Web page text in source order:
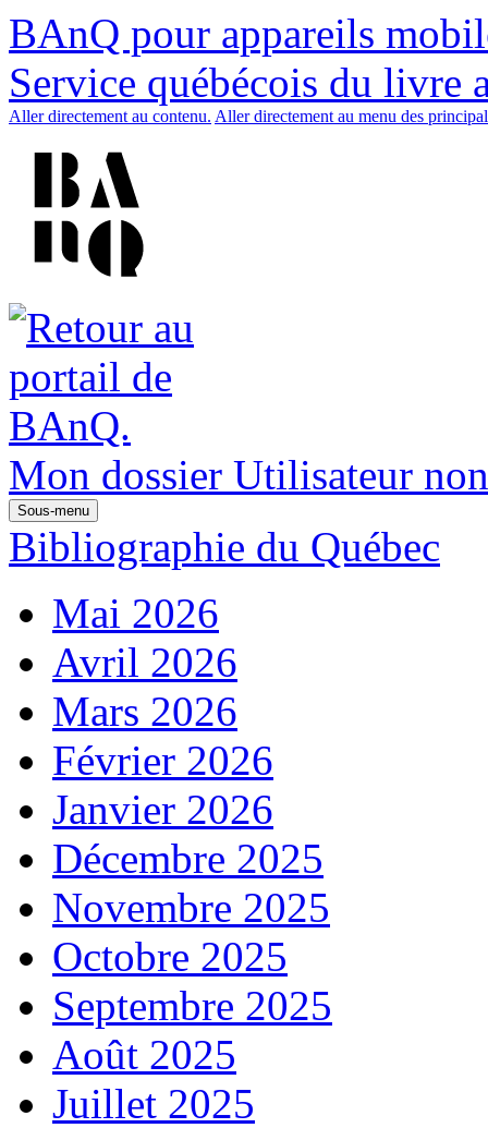
BAnQ pour appareils
Service québécois du livre
Aller directement au contenu. Aller directement au menu des
Mon dossier Utilisateur
Sous-menu
Bibliographie du Québec
Mai 2026
Avril 2026
Mars 2026
Février 2026
Janvier 2026
Décembre 2025
Novembre 2025
Octobre 2025
Septembre 2025
Août 2025
Juillet 2025